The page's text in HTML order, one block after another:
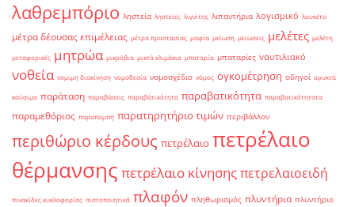
λαθρεμπόριο ληστεία ληστείες λιγνίτης λιπαντήρια λογισμικό λουκέτο
μέτρα δέουσας επιμέλειας μέτρα προστασίας μαφία μείωση μειώσεις μελέτες μελέτη
μεταφορικές μητρώα μικρόβια μικτά κλιμάκια μπαταρία μπαταρίες ναυτιλιακό
νοθεία νομιμη διακίνηση νομοθεσία νομοσχέδιο νόμος ογκομέτρηση οδηγοί ορυκτά
καύσιμα παράταση παραβάσεις παραβάτικότητα παραβατικότητα παραβατικότητατα
παραμεθόριος παραπομπή παρατηρητήριο τιμών περιβάλλον
περιθώριο κέρδους πετρέλαιο πετρέλαιο
θέρμανσης πετρέλαιο κίνησηςπετρελαιοειδή
πινακίδες κυκλοφορίας πιστοποιητικά πλαφόν πληθωρισμός πλυντήρια πλυντήριο